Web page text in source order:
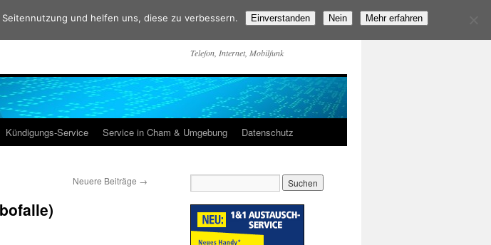
Telefon, Internet, Mobilfunk
Kündigungs-Service Service in Cham & Umgebung Datenschutz
Neuere Beiträge →
und helfen uns, diese zu verbessern. Einverstanden Nein Mehr erfahren